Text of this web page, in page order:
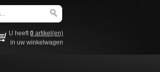
U heeft0 artikel(en)
in uw winkelwagen